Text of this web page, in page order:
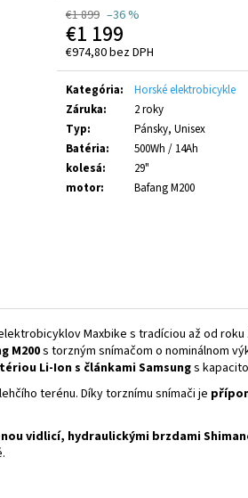
€1 899 –36 %
€1 199
€974,80 bez DPH
Jednotková
cena:
Kategória:
Horské elektrobicykle
Záruka:
2 roky
Typ:
Pánsky, Unisex
Batéria:
500Wh / 14Ah
kolesá:
29"
motor: Bafang M200
Maxbike s tradíciou až od roku
M200s torzným snímačom o nominálnom
Li-Ion s článkami Samsungs
terénu. Díky torznímu snímači je
vidlicí, hydraulickými brzdami
E-FULL 12.11-PRO (800 WH) AVINOX
€8 990